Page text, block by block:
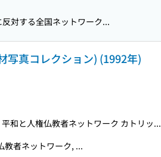
対する全国ネットワーク...
写真コレクション) (1992年)
和と人権仏教者ネットワーク カトリッ...
教者ネットワーク, ...